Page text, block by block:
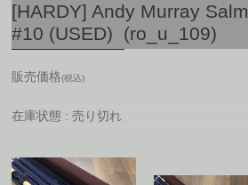
[HARDY] Andy Murray
#10 (USED) (ro_u_109)
販売価格(税込)
在庫状態 : 売り切れ